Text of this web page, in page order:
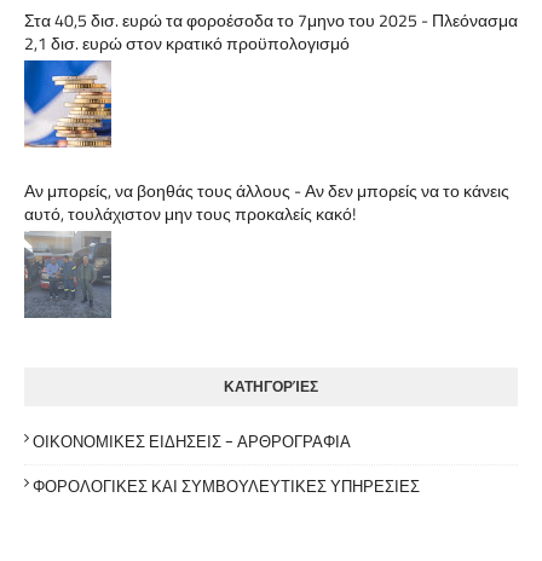
Στα 40,5 δισ. ευρώ τα φοροέσοδα το 7μηνο του 2025 - Πλεόνασμα
2,1 δισ. ευρώ στον κρατικό προϋπολογισμό
Αν μπορείς, να βοηθάς τους άλλους - Αν δεν μπορείς να το κάνεις
αυτό, τουλάχιστον μην τους προκαλείς κακό!
ΚΑΤΗΓΟΡΊΕΣ
ΟΙΚΟΝΟΜΙΚΕΣ ΕΙΔΗΣΕΙΣ - ΑΡΘΡΟΓΡΑΦΙΑ
ΦΟΡΟΛΟΓΙΚΕΣ ΚΑΙ ΣΥΜΒΟΥΛΕΥΤΙΚΕΣ ΥΠΗΡΕΣΙΕΣ